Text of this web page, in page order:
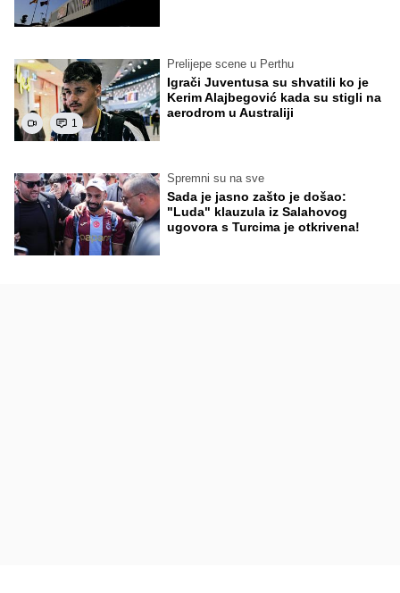
1
Prelijepe scene u Perthu
Igrači Juventusa su shvatili ko je
Kerim Alajbegović kada su stigli na
aerodrom u Australiji
Spremni su na sve
Sada je jasno zašto je došao:
"Luda" klauzula iz Salahovog
ugovora s Turcima je otkrivena!